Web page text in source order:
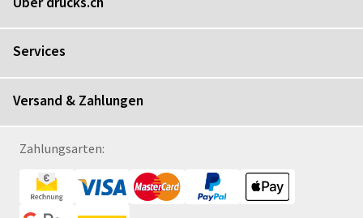
Services
Versand & Zahlungen
Zahlungsarten: